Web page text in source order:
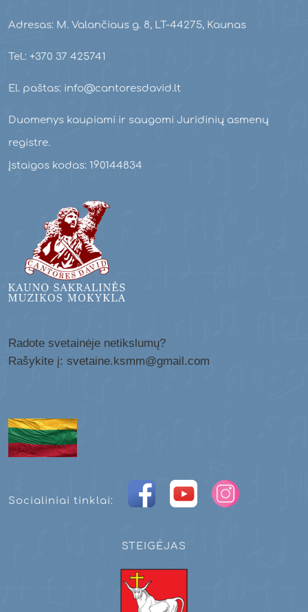
Adresas: M. Valančiaus g. 8, LT-44275, Kaunas
Tel.: +370 37 425741
El. paštas: info@cantoresdavid.lt
Duomenys kaupiami ir saugomi Juridinių asmenų
registre.
Įstaigos kodas: 190144834
Radote svetainėje netikslumų?
Rašykite į: svetaine.ksmm@gmail.com
Socialiniai tinklai:
STEIGĖJAS